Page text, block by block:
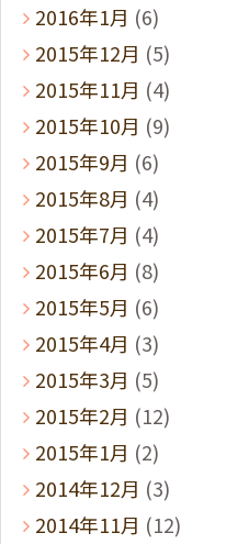
2016年1月 (6)
2015年12月 (5)
2015年11月 (4)
2015年10月 (9)
2015年9月 (6)
2015年8月 (4)
2015年7月 (4)
2015年6月 (8)
2015年5月 (6)
2015年4月 (3)
2015年3月 (5)
2015年2月 (12)
2015年1月 (2)
2014年12月 (3)
2014年11月 (12)